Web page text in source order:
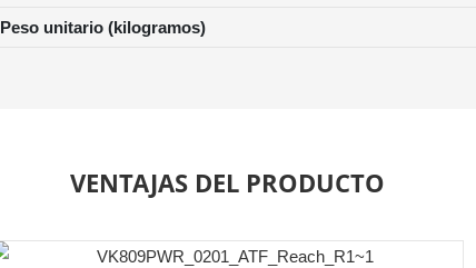
Peso unitario (kilogramos)
VENTAJAS DEL PRODUCTO